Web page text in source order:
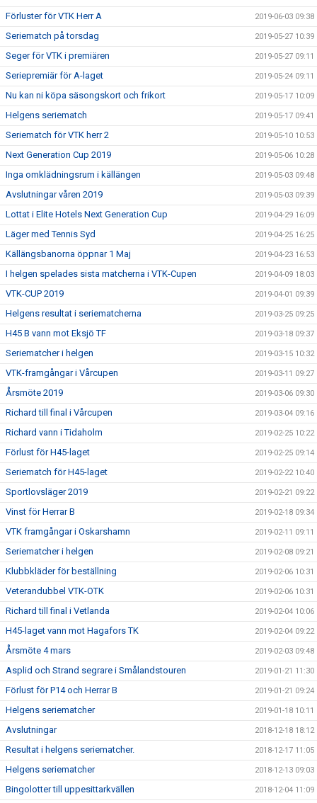
Förluster för VTK Herr A 2019-06-03 09:38
Seriematch på torsdag 2019-05-27 10:39
Seger för VTK i premiären 2019-05-27 09:11
Seriepremiär för A-laget 2019-05-24 09:11
Nu kan ni köpa säsongskort och frikort 2019-05-17 10:09
Helgens seriematch 2019-05-17 09:41
Seriematch för VTK herr 2 2019-05-10 10:53
Next Generation Cup 2019 2019-05-06 10:28
Inga omklädningsrum i källängen 2019-05-03 09:48
Avslutningar våren 2019 2019-05-03 09:39
Lottat i Elite Hotels Next Generation Cup 2019-04-29 16:09
Läger med Tennis Syd 2019-04-25 16:25
Källängsbanorna öppnar 1 Maj 2019-04-23 16:53
I helgen spelades sista matcherna i VTK-Cupen 2019-04-09 18:03
VTK-CUP 2019 2019-04-01 09:39
Helgens resultat i seriematcherna 2019-03-25 09:25
H45 B vann mot Eksjö TF 2019-03-18 09:37
Seriematcher i helgen 2019-03-15 10:32
VTK-framgångar i Vårcupen 2019-03-11 09:27
Årsmöte 2019 2019-03-06 09:30
Richard till final i Vårcupen 2019-03-04 09:16
Richard vann i Tidaholm 2019-02-25 10:22
Förlust för H45-laget 2019-02-25 09:14
Seriematch för H45-laget 2019-02-22 10:40
Sportlovsläger 2019 2019-02-21 09:22
Vinst för Herrar B 2019-02-18 09:34
VTK framgångar i Oskarshamn 2019-02-11 09:11
Seriematcher i helgen 2019-02-08 09:21
Klubbkläder för beställning 2019-02-06 10:31
Veterandubbel VTK-OTK 2019-02-06 10:31
Richard till final i Vetlanda 2019-02-04 10:06
H45-laget vann mot Hagafors TK 2019-02-04 09:22
Årsmöte 4 mars 2019-02-03 09:48
Asplid och Strand segrare i Smålandstouren 2019-01-21 11:30
Förlust för P14 och Herrar B 2019-01-21 09:24
Helgens seriematcher 2019-01-18 10:11
Avslutningar 2018-12-18 18:12
Resultat i helgens seriematcher. 2018-12-17 11:05
Helgens seriematcher 2018-12-13 09:03
Bingolotter till uppesittarkvällen 2018-12-04 11:09